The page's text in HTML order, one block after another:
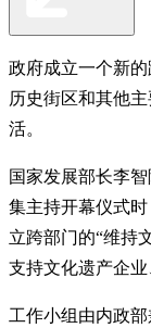
政府成立一个新
历史街区和其他
活。
国家发展部长李
集主持开幕仪式
立跨部门的“维持
支持文化遗产企业
工作小组由内政